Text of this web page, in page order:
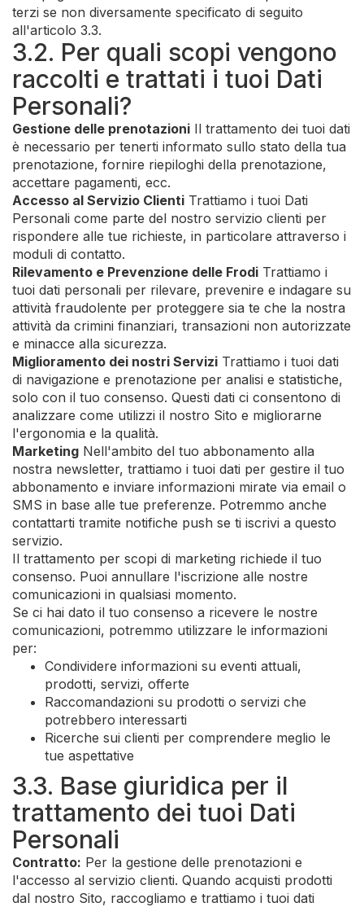
terzi se non diversamente specificato di seguito
all'articolo 3.3.
3.2. Per quali scopi vengono
raccolti e trattati i tuoi Dati
Personali?
Gestione delle prenotazioni Il trattamento dei tuoi dati
è necessario per tenerti informato sullo stato della tua
prenotazione, fornire riepiloghi della prenotazione,
accettare pagamenti, ecc.
Accesso al Servizio Clienti Trattiamo i tuoi Dati
Personali come parte del nostro servizio clienti per
rispondere alle tue richieste, in particolare attraverso i
moduli di contatto.
Rilevamento e Prevenzione delle Frodi Trattiamo i
tuoi dati personali per rilevare, prevenire e indagare su
attività fraudolente per proteggere sia te che la nostra
attività da crimini finanziari, transazioni non autorizzate
e minacce alla sicurezza.
Miglioramento dei nostri Servizi Trattiamo i tuoi dati
di navigazione e prenotazione per analisi e statistiche,
solo con il tuo consenso. Questi dati ci consentono di
analizzare come utilizzi il nostro Sito e migliorarne
l'ergonomia e la qualità.
Marketing Nell'ambito del tuo abbonamento alla
nostra newsletter, trattiamo i tuoi dati per gestire il tuo
abbonamento e inviare informazioni mirate via email o
SMS in base alle tue preferenze. Potremmo anche
contattarti tramite notifiche push se ti iscrivi a questo
servizio.
Il trattamento per scopi di marketing richiede il tuo
consenso. Puoi annullare l'iscrizione alle nostre
comunicazioni in qualsiasi momento.
Se ci hai dato il tuo consenso a ricevere le nostre
comunicazioni, potremmo utilizzare le informazioni
per:
Condividere informazioni su eventi attuali,
prodotti, servizi, offerte
Raccomandazioni su prodotti o servizi che
potrebbero interessarti
Ricerche sui clienti per comprendere meglio le
tue aspettative
3.3. Base giuridica per il
trattamento dei tuoi Dati
Personali
Contratto: Per la gestione delle prenotazioni e
l'accesso al servizio clienti. Quando acquisti prodotti
dal nostro Sito, raccogliamo e trattiamo i tuoi dati